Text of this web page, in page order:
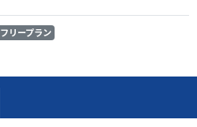
フリープラン